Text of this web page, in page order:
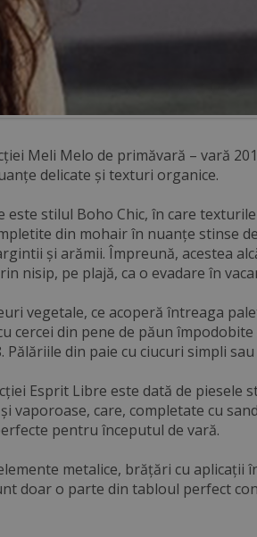
Meli Melo de primăvară – vară
delicate și texturi organice.
stilul Boho Chic, în care
din mohair în nuanțe stinse
și arămii. Împreună, acestea
nisip, pe plajă, ca o evadare în
vegetale, ce acoperă întreaga
cercei din pene de păun
Pălăriile din paie cu ciucuri simpli
Esprit Libre este dată de piesele
vaporoase, care, completate cu
pentru începutul de vară.
metalice, brățări cu
doar o parte din tabloul perfect